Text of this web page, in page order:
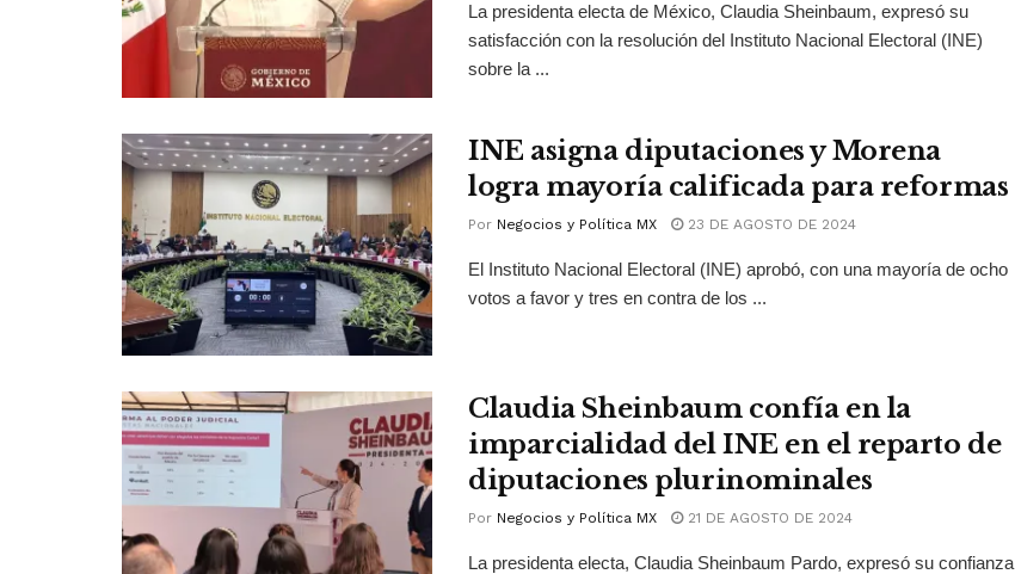
La presidenta electa de México, Claudia Sheinbaum, expresó su
satisfacción con la resolución del Instituto Nacional Electoral (INE)
sobre la ...
INE asigna diputaciones y Morena
logra mayoría calificada para reformas
Por Negocios y Política MX 23 DE AGOSTO DE 2024
El Instituto Nacional Electoral (INE) aprobó, con una mayoría de ocho
votos a favor y tres en contra de los ...
Claudia Sheinbaum confía en la
imparcialidad del INE en el reparto de
diputaciones plurinominales
Por Negocios y Política MX 21 DE AGOSTO DE 2024
La presidenta electa, Claudia Sheinbaum Pardo, expresó su confianza